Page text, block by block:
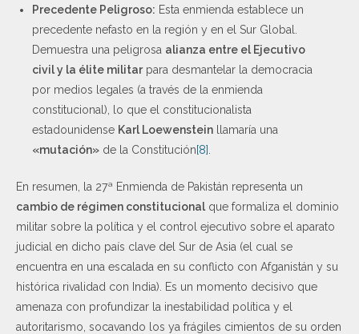
Precedente Peligroso: Esta enmienda establece un
precedente nefasto en la región y en el Sur Global.
Demuestra una peligrosa alianza entre el Ejecutivo
civil y la élite militarpara desmantelar la democracia
por medios legales (a través de la enmienda
constitucional), lo que el constitucionalista
estadounidense Karl Loewenstein llamaría una
«mutación» de la Constitución[8]
En resumen, la 27ª Enmienda de Pakistán representa un
cambio de régimen constitucional que formaliza el dominio
militar sobre la política y el control ejecutivo sobre el aparato
judicial en dicho país clave del Sur de Asia (el cual se
encuentra en una escalada en su conflicto con Afganistán y su
histórica rivalidad con India). Es un momento decisivo que
amenaza con profundizar la inestabilidad política y el
autoritarismo, socavando los ya frágiles cimientos de su orden